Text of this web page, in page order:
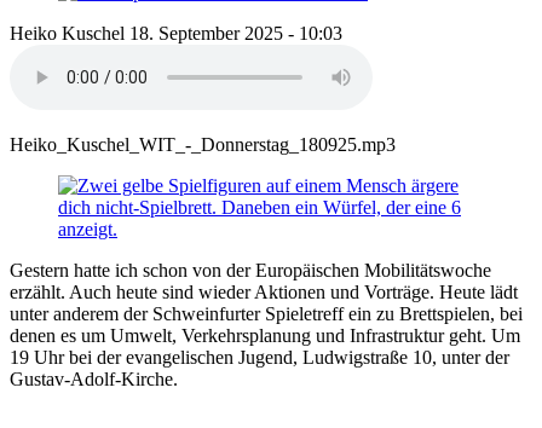
Heiko Kuschel 18. September 2025 - 10:03
Heiko_Kuschel_WIT_-_Donnerstag_180925.mp3
Gestern hatte ich schon von der Europäischen Mobilitätswoche
erzählt. Auch heute sind wieder Aktionen und Vorträge. Heute lädt
unter anderem der Schweinfurter Spieletreff ein zu Brettspielen, bei
denen es um Umwelt, Verkehrsplanung und Infrastruktur geht. Um
19 Uhr bei der evangelischen Jugend, Ludwigstraße 10, unter der
Gustav-Adolf-Kirche.